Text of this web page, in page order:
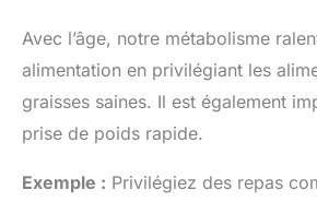
Avec l’âge, notre métabolisme
alimentation en privilégiant les
graisses saines. Il est également
prise de poids rapide.
Exemple : Privilégiez des repas